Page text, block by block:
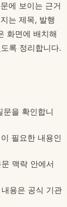
에 보이는 근거
는 제목, 발행
화면에 배치해
록 정리합니다.
을 확인합니
필요한 내용인
맥락 안에서
용은 공식 기관